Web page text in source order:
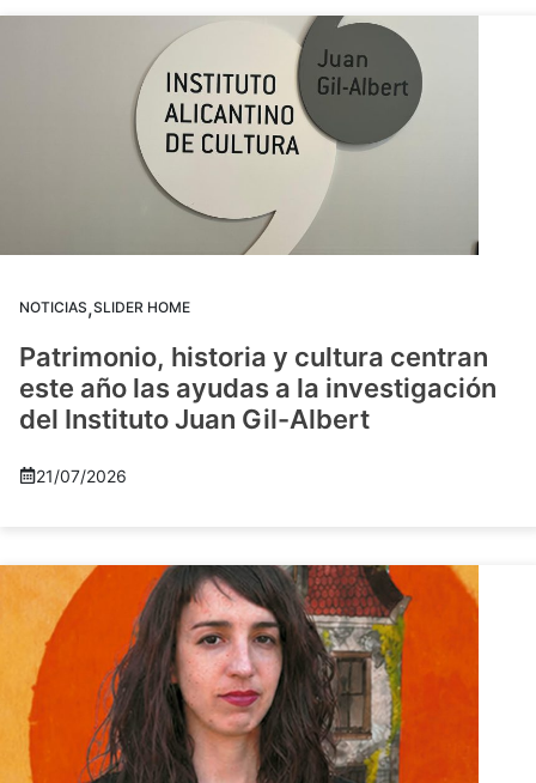
NOTICIAS,SLIDER HOME
Patrimonio, historia y cultura centran
este año las ayudas a la investigación
del Instituto Juan Gil-Albert
21/07/2026